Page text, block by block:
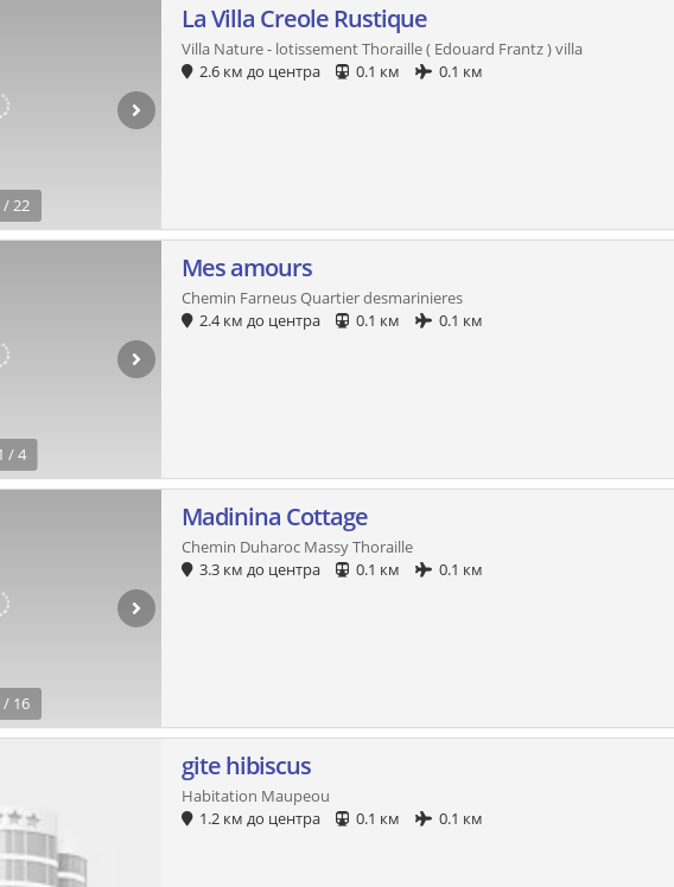
/ 22
La Villa Creole Rustique
Villa Nature - lotissement Thoraille ( Edouard Frantz ) villa
2.6 км до центра
0.1 км 0.1 км
/ 4
Mes amours
Chemin Farneus Quartier desmarinieres
2.4 км до центра
0.1 км 0.1 км
/ 16
Madinina Cottage
Chemin Duharoc Massy Thoraille
3.3 км до центра
0.1 км 0.1 км
gite hibiscus
Habitation Maupeou
1.2 км до центра
0.1 км 0.1 км